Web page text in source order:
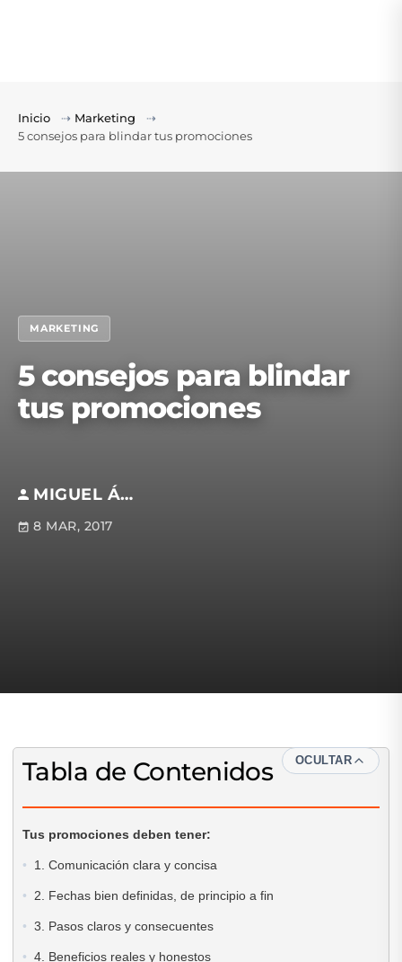
Inicio ⇢ Marketing
⇢
5 consejos para blindar tus promociones
MARKETING
5 consejos para blindar
tus promociones
MIGUEL ÁNGEL CAMPOS
8 MAR, 2017
Tabla de Contenidos OCULTAR
Tus promociones deben tener:
1. Comunicación clara y concisa
2. Fechas bien definidas, de principio a fin
3. Pasos claros y consecuentes
4. Beneficios reales y honestos